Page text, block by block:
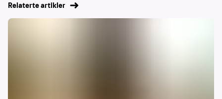
Relaterte artikler